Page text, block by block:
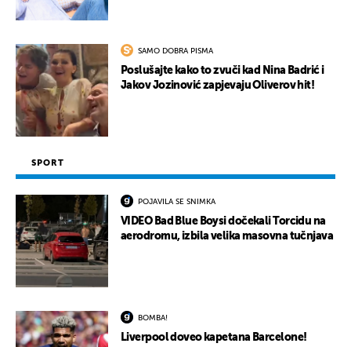
SAMO DOBRA PISMA
Poslušajte kako to zvuči kad Nina Badrić i
Jakov Jozinović zapjevaju Oliverov hit!
SPORT
POJAVILA SE SNIMKA
VIDEO Bad Blue Boysi dočekali Torcidu na
aerodromu, izbila velika masovna tučnjava
BOMBA!
Liverpool doveo kapetana Barcelone!